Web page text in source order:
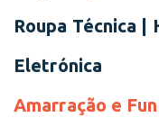
Roupa Técnica |
Eletrónica
Amarração e